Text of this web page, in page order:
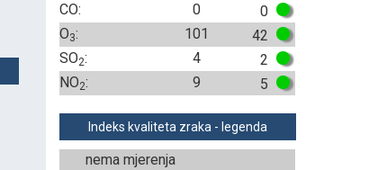
CO:
0
0
O3: 101
42
SO2: 4
2
NO2: 9 5
Indeks kvaliteta zraka - legenda
nema mjerenja